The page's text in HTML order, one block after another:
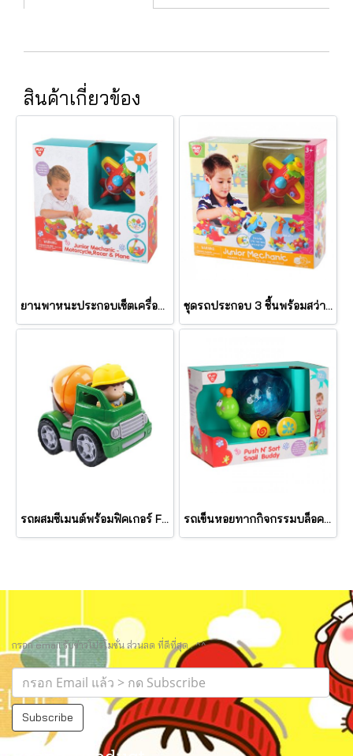
สินค้าเกี่ยวข้อง
ยานพาหนะประกอบเซ็ตเครื่องบิน Junior Mechanic Plane (รุ่น 2012) ยี่ห้อ PLAYGO ชุดรถประกอบ 3 ชื้นพร้อมสว่านไขควง JUNIOR MECHANIC - MOTOR BIKE & RACING (รุ่น 2015) ยี่ห้อ PLAYGO
รถผสมซีเมนต์พร้อมฟิคเกอร์ First Cement Mixer (รุ่น 9423) ยี่ห้อ PLAYGO รถเข็นหอยทากกิจกรรมบล็อค PUSH N' SORT SNAIL BUDDY (รุ่น 2870) ยี่ห้อ PLAYGO
กรอก email รับข่าวโปรโมชั่น ส่วนลด ที่ดีที่สุด.. ^^
Subscribe